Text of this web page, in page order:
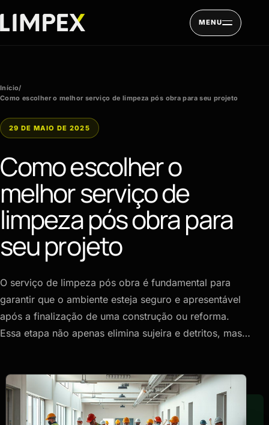
MENU
Início/
Como escolher o melhor serviço de limpeza pós obra para seu projeto
29 DE MAIO DE 2025
Como escolher o
melhor serviço de
limpeza pós obra para
seu projeto
O serviço de limpeza pós obra é fundamental para
garantir que o ambiente esteja seguro e apresentável
após a finalização de uma construção ou reforma.
Essa etapa não apenas elimina sujeira e detritos, mas…